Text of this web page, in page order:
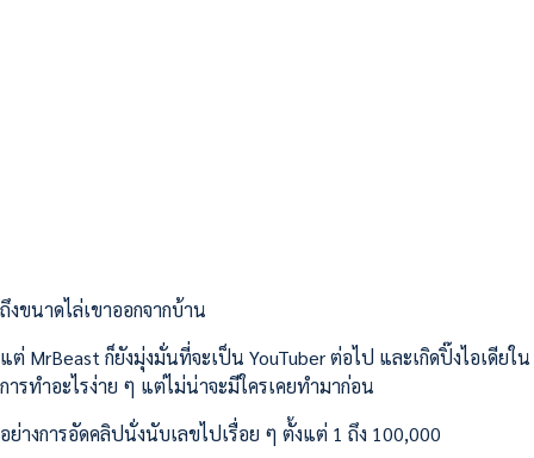
ถึงขนาดไล่เขาออกจากบ้าน
แต่ MrBeast ก็ยังมุ่งมั่นที่จะเป็น YouTuber ต่อไป และเกิดปิ๊งไอเดียใน
การทำอะไรง่าย ๆ แต่ไม่น่าจะมีใครเคยทำมาก่อน
อย่างการอัดคลิปนั่งนับเลขไปเรื่อย ๆ ตั้งแต่ 1 ถึง 100,000